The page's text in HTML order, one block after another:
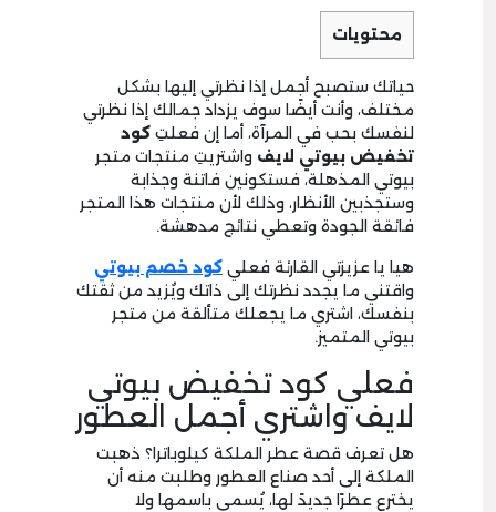
محتويات
حياتك ستصبح أجمل إذا نظرتي إليها بشكل
مختلف، وأنت أيضًا سوف يزداد جمالك إذا نظرتي
لنفسك بحب في المرآة، أما إن فعلتِ كود
تخفيض بيوتي لايف واشتريتِ منتجات متجر
بيوتي المذهلة، فستكونين فاتنة وجذابة
وستجذبين الأنظار، وذلك لأن منتجات هذا المتجر
فائقة الجودة وتعطي نتائج مدهشة.
هيا يا عزيزتي القارئة فعلي كود خصم بيوتي
واقتني ما يجدد نظرتك إلى ذاتك ويُزيد من ثقتك
بنفسك، اشتري ما يجعلك متألقة من متجر
بيوتي المتميز.
فعلي كود تخفيض بيوتي
لايف واشتري أجمل العطور
هل تعرف قصة عطر الملكة كيلوباترا؟ ذهبت
الملكة إلى أحد صناع العطور وطلبت منه أن
يخترع عطرًا جديدً لها، يُسمى باسمها ولا